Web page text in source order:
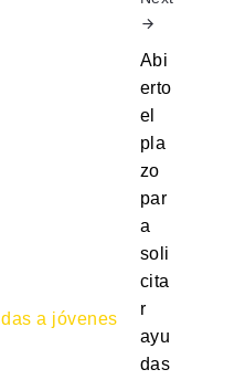
Abi
erto
el
pla
zo
par
a
soli
cita
r
ayu
das